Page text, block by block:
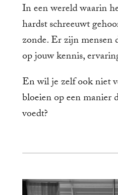
In een wereld waarin
hardst schreeuwt
zonde. Er zijn mensen
op jouw kennis,
En wil je zelf ook niet
bloeien op een manier
voedt?